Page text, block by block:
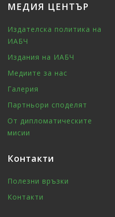
МЕДИЯ ЦЕНТЪР
Издателска политика на
ИАБЧ
Издания на ИАБЧ
Медиите за нас
Галерия
Партньори споделят
От дипломатическите
мисии
Контакти
Полезни връзки
Контакти